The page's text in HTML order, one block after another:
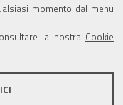
momento dal menu
la nostra Cookie